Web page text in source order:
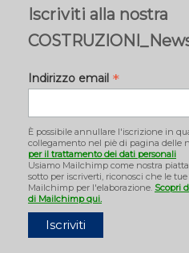
Iscriviti alla nostra
Indirizzo email *
È possibile annullare l'iscrizione in
collegamento nel piè di pagina delle
per il trattamento dei dati personali
Usiamo Mailchimp come nostra
sotto per iscriverti, riconosci che le
Mailchimp per l'elaborazione. Scopri
di Mailchimp qui.